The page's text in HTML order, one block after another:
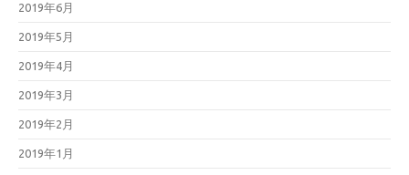
2019年6月
2019年5月
2019年4月
2019年3月
2019年2月
2019年1月